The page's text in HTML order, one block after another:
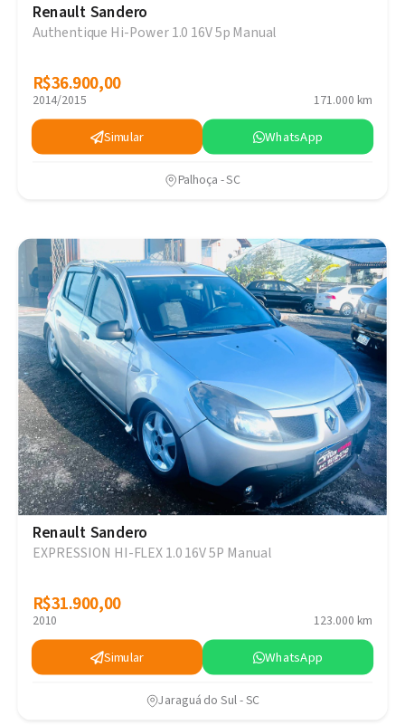
Renault Sandero
Authentique Hi-Power 1.0 16V 5p Manual
R$36.900,00
R$36.900,00
2014/2015 171.000 km
Simular WhatsApp
Palhoça - SC
Renault Sandero
EXPRESSION HI-FLEX 1.0 16V 5P Manual
R$31.900,00
R$31.900,00
2010 123.000 km
Simular WhatsApp
Jaraguá do Sul - SC